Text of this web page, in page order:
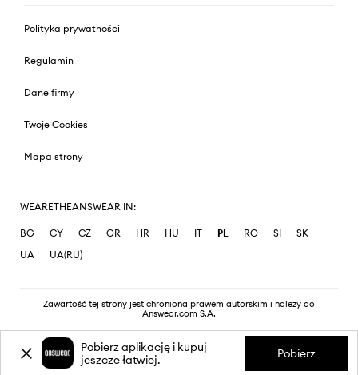
Polityka prywatności
Regulamin
Dane firmy
Twoje Cookies
Mapa strony
WEARETHEANSWEAR IN:
BG CY CZ GR HR HU IT PL RO SI
SK
UA
UA(RU)
Zawartość tej strony jest chroniona prawem autorskim i należy do
Answear.com S.A.
Pobierz aplikację i kupuj
jeszcze łatwiej.
Pobierz